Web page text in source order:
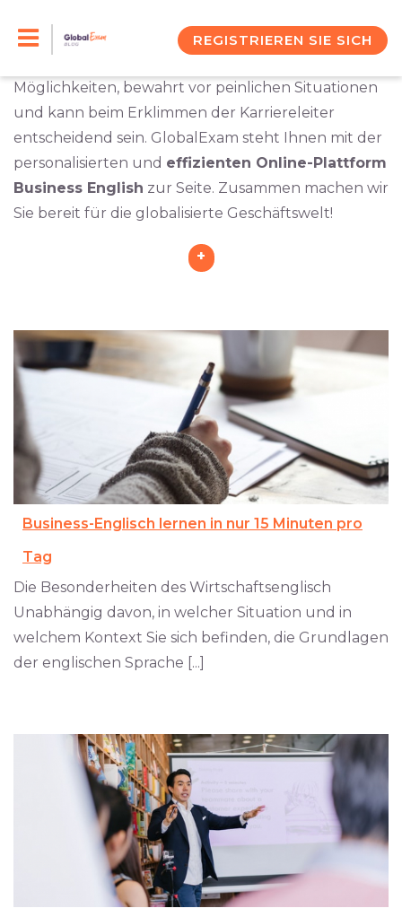
REGISTRIEREN SIE SICH
Geschäftswelt in vielen Situationen ein Vorteil und
Möglichkeiten, bewahrt vor peinlichen Situationen
und kann beim Erklimmen der Karriereleiter
entscheidend sein. GlobalExam steht Ihnen mit der
personalisierten und effizienten Online-Plattform
Business English zur Seite. Zusammen machen wir
Sie bereit für die globalisierte Geschäftswelt!
+
Business-Englisch lernen in nur 15 Minuten pro
Tag
Die Besonderheiten des Wirtschaftsenglisch
Unabhängig davon, in welcher Situation und in
welchem Kontext Sie sich befinden, die Grundlagen
der englischen Sprache [...]